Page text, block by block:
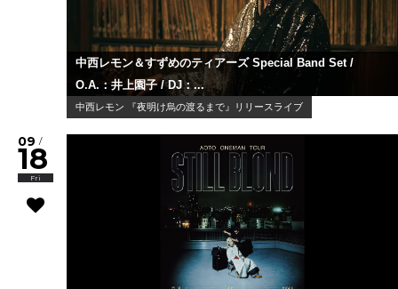
中西レモン＆すずめのティアーズ Special Band Set /
O.A.：井上園子 / DJ：...
中西レモン 『夜明け烏の渡るまで』リリースライブ
09 /
18
Fri